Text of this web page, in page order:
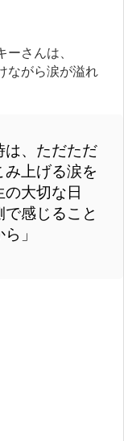
さんは、
ながら涙が溢れ
は、ただただ
上げる涙を
大切な日
感じること
」